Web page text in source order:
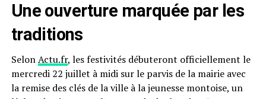
Une ouverture marquée par les
traditions
SelonActu.fr, les festivités débuteront officiellement le
mercredi 22 juillet à midi sur le parvis de la mairie avec
la remise des clés de la ville à la jeunesse montoise, un